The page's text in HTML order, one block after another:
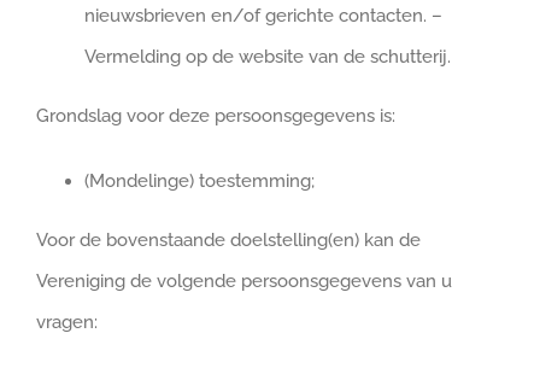
nieuwsbrieven en/of gerichte contacten. –
Vermelding op de website van de schutterij.
Grondslag voor deze persoonsgegevens is:
(Mondelinge) toestemming;
Voor de bovenstaande doelstelling(en) kan de
Vereniging de volgende persoonsgegevens van u
vragen: